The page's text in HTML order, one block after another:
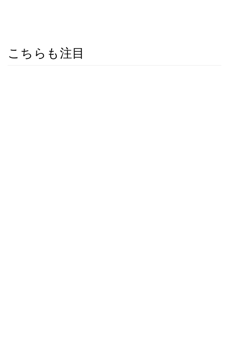
こちらも注目